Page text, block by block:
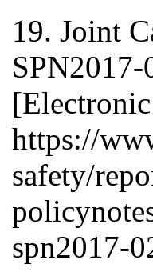
19. Joint
SPN2017-
https://
safety/
spn2017-